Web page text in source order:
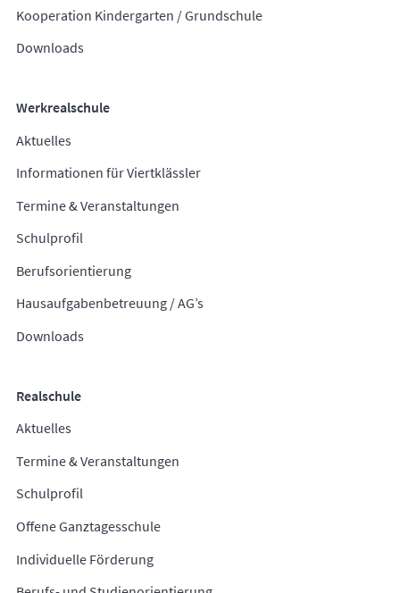
Kooperation Kindergarten / Grundschule
Downloads
Werkrealschule
Aktuelles
Informationen für Viertklässler
Termine & Veranstaltungen
Schulprofil
Berufsorientierung
Hausaufgabenbetreuung / AG’s
Downloads
Realschule
Aktuelles
Termine & Veranstaltungen
Schulprofil
Offene Ganztagesschule
Individuelle Förderung